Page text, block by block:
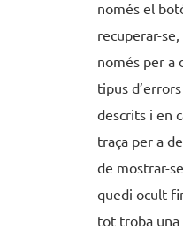
només el
recuperar-
només per a
tipus
descrits i en
traça per a
de mostrar-
quedi ocult
tot troba una